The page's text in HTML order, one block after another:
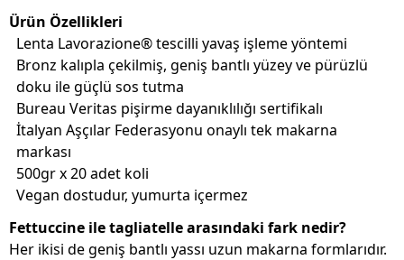
Ürün Özellikleri
Lenta Lavorazione® tescilli yavaş işleme yöntemi
Bronz kalıpla çekilmiş, geniş bantlı yüzey ve pürüzlü
doku ile güçlü sos tutma
Bureau Veritas pişirme dayanıklılığı sertifikalı
İtalyan Aşçılar Federasyonu onaylı tek makarna
markası
500gr x 20 adet koli
Vegan dostudur, yumurta içermez
Fettuccine ile tagliatelle arasındaki fark nedir?
Her ikisi de geniş bantlı yassı uzun makarna formlarıdır.